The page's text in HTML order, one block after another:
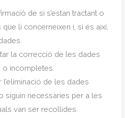
de si s’estan tractant o
li concerneixen i, si és així,
la correcció de les dades
o incompletes.
l’eliminació de les dades
siguin necessàries per a les
van ser recollides.